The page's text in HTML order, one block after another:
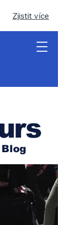
Zjistit více